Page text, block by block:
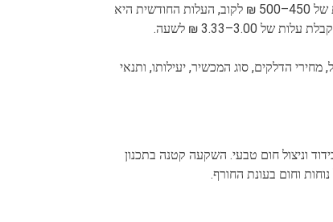
אם נניח שימוש ב-8 קוב עץ בעונה (4 חודשים), בעלות של 450–500 ₪ לקוב, העלות החודשית היא
הדלקים, סוג המכשיר, יעילותו, ותנאי
וניצול חום טבעי. השקעה קטנה בתכנון
וחום בעונת החורף.